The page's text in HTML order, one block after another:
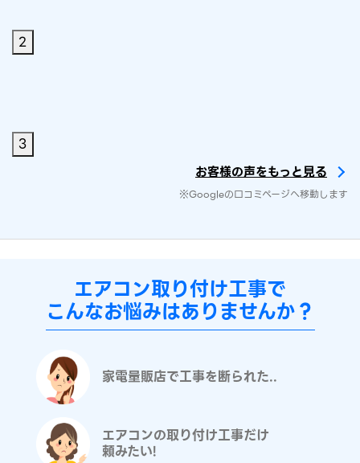
2
3
お客様の声をもっと見る
※Googleの口コミページへ移動します
エアコン取り付け工事で
こんなお悩みはありませんか？
家電量販店で工事を断られた..
エアコンの取り付け工事だけ
頼みたい!